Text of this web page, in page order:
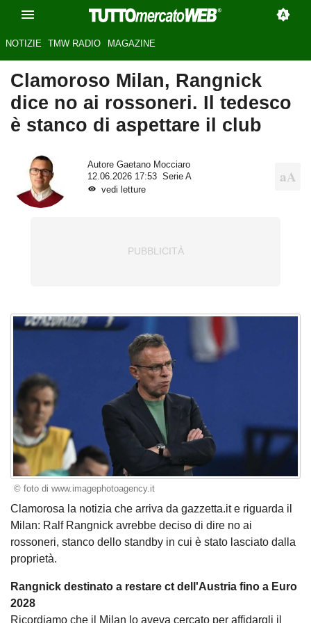
NOTIZIE TMW RADIO MAGAZINE
Clamoroso Milan, Rangnick
dice no ai rossoneri. Il tedesco
è stanco di aspettare il club
Autore Gaetano Mocciaro
12.06.2026 17:53
Serie A
vedi letture
© foto di www.imagephotoagency.it
Clamorosa la notizia che arriva da gazzetta.it e riguarda il
Milan: Ralf Rangnick avrebbe deciso di dire no ai
rossoneri, stanco dello standby in cui è stato lasciato dalla
proprietà.
Rangnick destinato a restare ct dell'Austria fino a Euro
2028
Ricordiamo che il Milan lo aveva cercato per affidargli il